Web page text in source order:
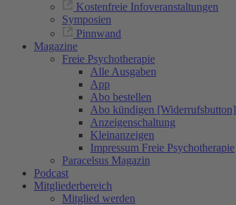
Kostenfreie Infoveranstaltungen
Symposien
Pinnwand
Magazine
Freie Psychotherapie
Alle Ausgaben
App
Abo bestellen
Abo kündigen [Widerrufsbutton]
Anzeigenschaltung
Kleinanzeigen
Impressum Freie Psychotherapie
Paracelsus Magazin
Podcast
Mitgliederbereich
Mitglied werden